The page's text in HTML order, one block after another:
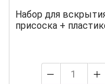
Набор для
присоска +